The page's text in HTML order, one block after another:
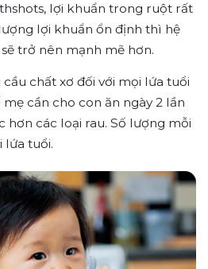
lợi khuẩn trong ruột rất
lợi khuẩn ổn định thì hệ
trở nên mạnh mẽ hơn.
chất xơ đối với mọi lứa tuổi
cần cho con ăn ngày 2 lần
hơn các loại rau. Số lượng mỗi
lứa tuổi.